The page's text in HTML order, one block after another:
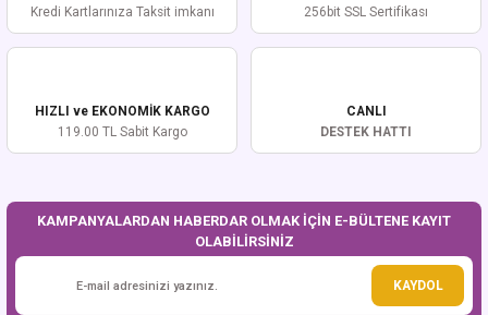
Ürün resmi kalitesiz, bozuk veya görüntülenemiyor.
Ürün fiyatı diğer sitelerden daha pahalı.
Bu ürüne benzer farklı alternatifler olmalı.
Kredi Kartlarınıza Taksit imkanı
256bit SSL Sertifikası
HIZLI ve EKONOMİK KARGO
119.00 TL Sabit Kargo
CANLI
DESTEK HATTI
KAMPANYALARDAN HABERDAR OLMAK İÇİN E-BÜLTENE KAYIT
OLABİLİRSİNİZ
KAYDOL